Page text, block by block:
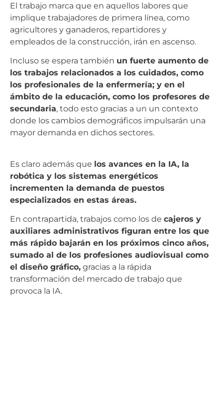
El trabajo marca que en aquellos labores que
implique trabajadores de primera línea, como
agricultores y ganaderos, repartidores y
empleados de la construcción, irán en ascenso.
Incluso se espera también un fuerte aumento de
los trabajos relacionados a los cuidados, como
los profesionales de la enfermería; y en el
ámbito de la educación, como los profesores de
secundaria, todo esto gracias a un un contexto
donde los cambios demográficos impulsarán una
mayor demanda en dichos sectores.
Es claro además que los avances en la IA, la
robótica y los sistemas energéticos
incrementen la demanda de puestos
especializados en estas áreas.
En contrapartida, trabajos como los de cajeros y
auxiliares administrativos figuran entre los que
más rápido bajarán en los próximos cinco años,
sumado al de los profesiones audiovisual como
el diseño gráfico, gracias a la rápida
transformación del mercado de trabajo que
provoca la IA.